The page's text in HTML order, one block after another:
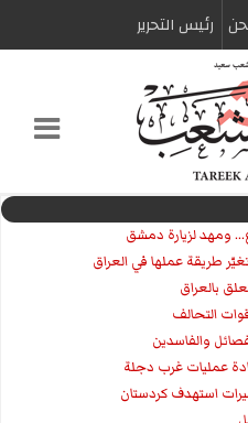
رئیس التحریر
ومهد لزيارة دمشق
طريقة عملها في العراق
والفاسدين
عمليات غرب دجلة
استهدف كردستان